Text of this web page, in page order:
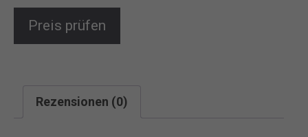
Preis prüfen
Rezensionen (0)